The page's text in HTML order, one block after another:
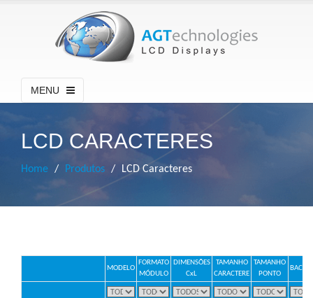
MENU
LCD CARACTERES
Home Produtos LCD Caracteres
MODELO
FORMATO
MÓDULO
DIMENSÕES
CxL
TAMANHO
CARACTERE
TAMANHO
PONTO